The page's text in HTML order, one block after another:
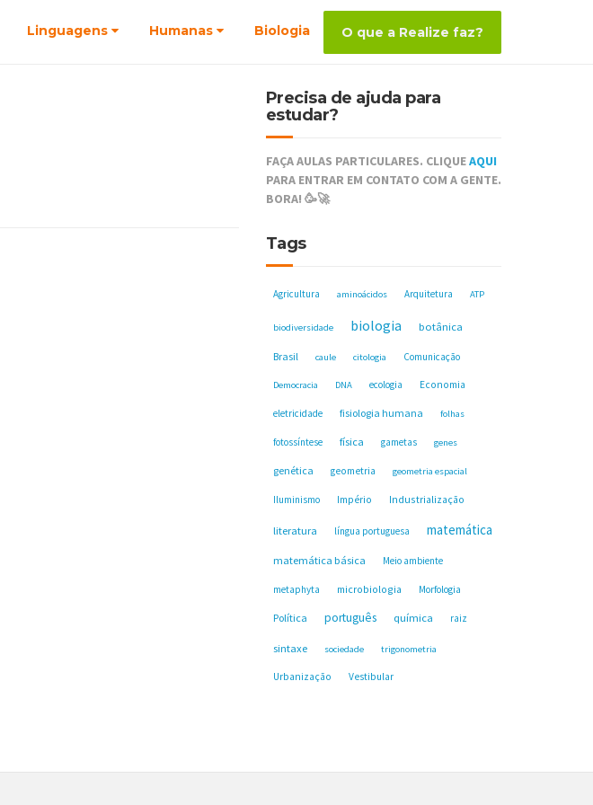
Linguagens Humanas Biologia O que a Realize faz?
Precisa de ajuda para
estudar?
FAÇA AULAS PARTICULARES. CLIQUEAQUI
PARA ENTRAR EM CONTATO COM A GENTE.
BORA! 🥳🚀
Tags
Agricultura aminoácidos Arquitetura ATP
biodiversidade biologia botânica
Brasil caule citologia Comunicação
Democracia DNA ecologia Economia
eletricidade fisiologia humana folhas
fotossíntese física gametas genes
genética geometria geometria espacial
Iluminismo Império Industrialização
literatura língua portuguesa matemática
matemática básica Meio ambiente
metaphyta microbiologia Morfologia
Política português química raiz
sintaxe sociedade trigonometria
Urbanização Vestibular